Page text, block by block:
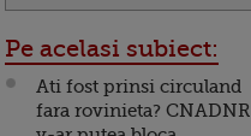
Pe acelasi subiect:
Ati fost prinsi circuland
fara rovinieta? CNADNR